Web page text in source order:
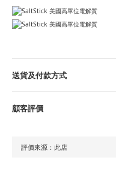
送貨及付款方式
顧客評價